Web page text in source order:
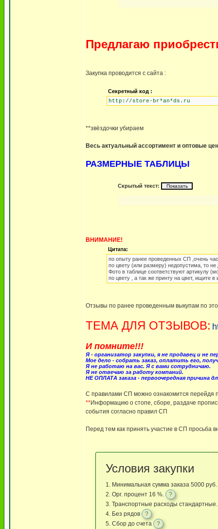
Предлагаю
Закупка проводится с сайта :
Секретный код :
http://store-br*an*ds.ru
**звёздочки убираем
Весь актуальный ассортимент и оптовые
РАЗМЕРНЫЕ ТАБЛИЦЫ
Скрытый текст:
ВНИМАНИЕ!
Цитата:
по опыту ранее проведенных СП ,очень
по цвету (или размеру) недопустима, то не
Фото в таблице соответствуют артикулу
по цвету , а так же принту на цвет, ищите
Отзывы по ранее проведенным выкупам по
ТЕМА ДЛЯ ОТЗЫВОВ:
И помните!!!
Я - организатор закупки, я не продавец и не
Мое дело - собрать заказ, оплатить его,
Я не работаю на вас. Я с вами сотрудничаю.
Я не отвечаю за работу компаний.
НЕ ОПЛАТА заказа - первоочередная причина
С правилами СП можно ознакомится перейдя
**Информацию о стопе, сборе, раздаче
события согласно правил СП
Перед тем как принять участие в СП просьба
Условия закупки
1. Минимальная сумма заказа 5000 руб.
2. Орг. процент 16 %.
?
3. Транспортные расходы
4. Без рядов
?
5. Сбор до счета
?